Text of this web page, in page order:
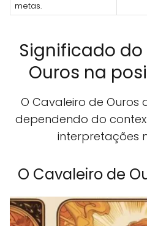
metas.
Significado
Ouros na
O Cavaleiro de Ouros
dependendo do
interpretações
O Cavaleiro de